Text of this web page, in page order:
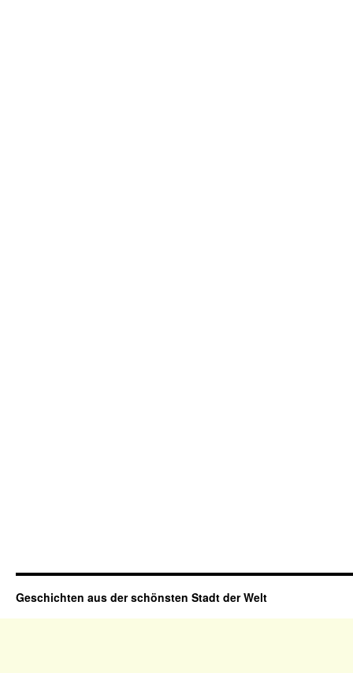
Geschichten aus der schönsten Stadt der Welt